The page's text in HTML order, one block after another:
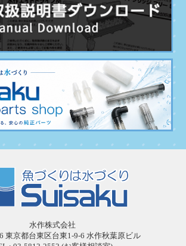
水作株式会社
東京都台東区台東1-9-6 水作秋葉原ビル